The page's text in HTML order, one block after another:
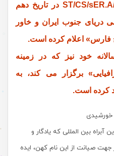
نیز طی یادداشت شماره ST/CS/sER.A/29 در تاریخ دهم
نام رسمی دریای جنوب ایران و خاور
فارس» اعلام کرده است.
خود نیز که در زمینه
برگزار می کند، به
کرده است.
خورشیدی
بین المللی که یادگار و
جهت صیانت از این نام کهن، ایده